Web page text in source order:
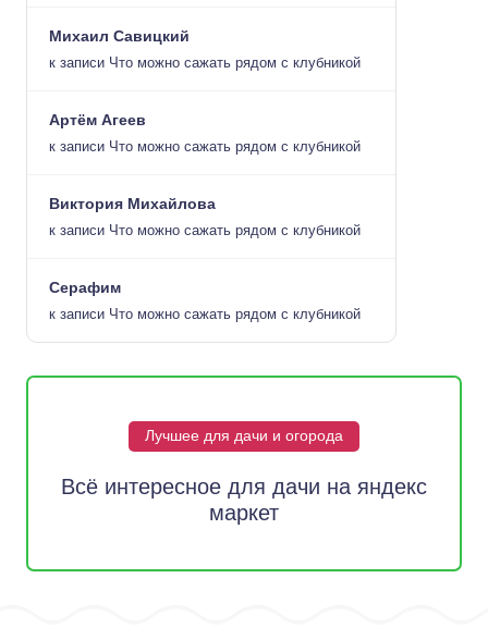
Михаил Савицкий
к записи Что можно сажать рядом с клубникой
Артём Агеев
к записи Что можно сажать рядом с клубникой
Виктория Михайлова
к записи Что можно сажать рядом с клубникой
Серафим
к записи Что можно сажать рядом с клубникой
Лучшее для дачи и огорода
Всё интересное для дачи на яндекс
маркет